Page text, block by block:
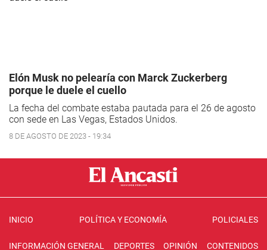
Elón Musk no pelearía con Marck Zuckerberg
porque le duele el cuello
La fecha del combate estaba pautada para el 26 de agosto
con sede en Las Vegas, Estados Unidos.
8 DE AGOSTO DE 2023 - 19:34
INICIO POLÍTICA Y ECONOMÍA POLICIALES
INFORMACIÓN GENERAL DEPORTES OPINIÓN CONTENIDOS